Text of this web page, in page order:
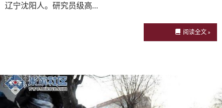
辽宁沈阳人。研究员级高…
阅读全文 »